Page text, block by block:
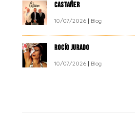
CASTAÑER
10/07/2026| Blog
ROCÍO JURADO
10/07/2026| Blog